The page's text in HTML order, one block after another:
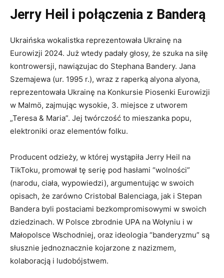
Jerry Heil i połączenia z Banderą
Ukraińska wokalistka reprezentowała Ukrainę na
Eurowizji 2024. Już wtedy padały głosy, że szuka na siłę
kontrowersji, nawiązujac do Stephana Bandery. Jana
Szemajewa (ur. 1995 r.), wraz z raperką alyona alyona,
reprezentowała Ukrainę na Konkursie Piosenki Eurowizji
w Malmö, zajmując wysokie, 3. miejsce z utworem
„Teresa & Maria”. Jej twórczość to mieszanka popu,
elektroniki oraz elementów folku.
Producent odzieży, w której wystąpiła Jerry Heil na
TikToku, promował tę serię pod hasłami “wolności”
(narodu, ciała, wypowiedzi), argumentując w swoich
opisach, że zarówno Cristobal Balenciaga, jak i Stepan
Bandera byli postaciami bezkompromisowymi w swoich
dziedzinach. W Polsce zbrodnie UPA na Wołyniu i w
Małopolsce Wschodniej, oraz ideologia “banderyzmu” są
słusznie jednoznacznie kojarzone z nazizmem,
kolaboracją i ludobójstwem.